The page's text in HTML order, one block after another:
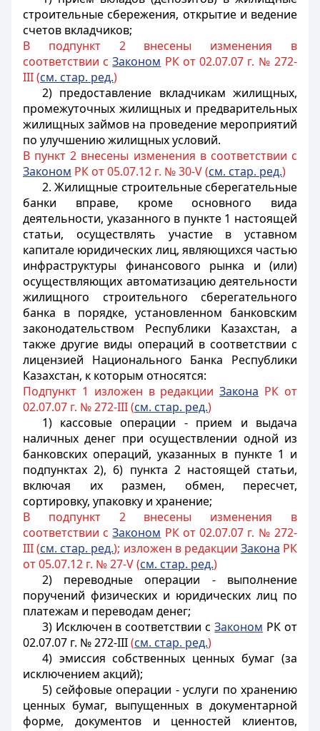
строительные сбережения, открытие и ведение
счетов вкладчиков;
В подпункт 2 внесены изменения в
соответствии сЗаконом РК от 02.07.07 г. № 272-
III (см. стар. ред.)
2) предоставление вкладчикам жилищных,
промежуточных жилищных и предварительных
жилищных займов на проведение мероприятий
по улучшению жилищных условий.
В пункт 2 внесены изменения в соответствии с
Законом РК от 05.07.12 г. № 30-V (см. стар. ред.)
2. Жилищные строительные сберегательные
банки вправе, кроме основного вида
деятельности, указанного в пункте 1 настоящей
статьи, осуществлять участие в уставном
капитале юридических лиц, являющихся частью
инфраструктуры финансового рынка и (или)
осуществляющих автоматизацию деятельности
жилищного строительного сберегательного
банка в порядке, установленном банковским
законодательством Республики Казахстан, а
также другие виды операций в соответствии с
лицензией Национального Банка Республики
Казахстан, к которым относятся:
Подпункт 1 изложен в редакцииЗакона РК от
02.07.07 г. № 272-III (см. стар. ред.)
1) кассовые операции - прием и выдача
наличных денег при осуществлении одной из
банковских операций, указанных в пункте 1 и
подпунктах 2), 6) пункта 2 настоящей статьи,
включая их размен, обмен, пересчет,
сортировку, упаковку и хранение;
В подпункт 2 внесены изменения в
соответствии сЗаконом РК от 02.07.07 г. № 272-
III (см. стар. ред.); изложен в редакции Закона РК
от 05.07.12 г. № 27-V (см. стар. ред.)
2) переводные операции - выполнение
поручений физических и юридических лиц по
платежам и переводам денег;
3) Исключен в соответствии сЗаконом РК от
02.07.07 г. № 272-III(см. стар. ред.)
4) эмиссия собственных ценных бумаг (за
исключением акций);
5) сейфовые операции - услуги по хранению
ценных бумаг, выпущенных в документарной
форме, документов и ценностей клиентов,